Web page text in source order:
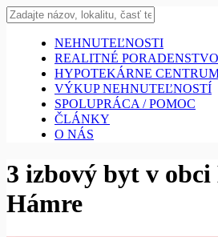
NEHNUTEĽNOSTI
REALITNÉ PORADENSTVO
HYPOTEKÁRNE
VÝKUP NEHNUTEĽNOSTÍ
SPOLUPRÁCA / POMOC
ČLÁNKY
O NÁS
3 izbový byt v
Hámre